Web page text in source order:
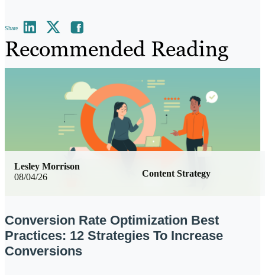
Share
Recommended Reading
08/04/26 Content Strategy
Lesley Morrison
Conversion Rate Optimization Best
Practices: 12 Strategies To Increase
Conversions